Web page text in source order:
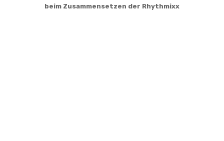
beim Zusammensetzen der Rhythmixx